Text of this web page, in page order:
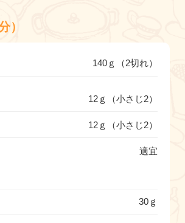
）
140ｇ（2切れ）
12ｇ（小さじ2）
12ｇ（小さじ2）
適宜
30ｇ